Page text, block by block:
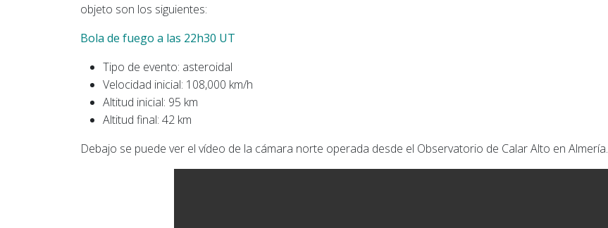
objeto son los siguientes:
Bola de fuego a las 22h30 UT
Tipo de evento: asteroidal
Velocidad inicial: 108,000 km/h
Altitud inicial: 95 km
Altitud final: 42 km
Debajo se puede ver el vídeo de la cámara norte operada desde el Observatorio de Calar Alto en Almería.